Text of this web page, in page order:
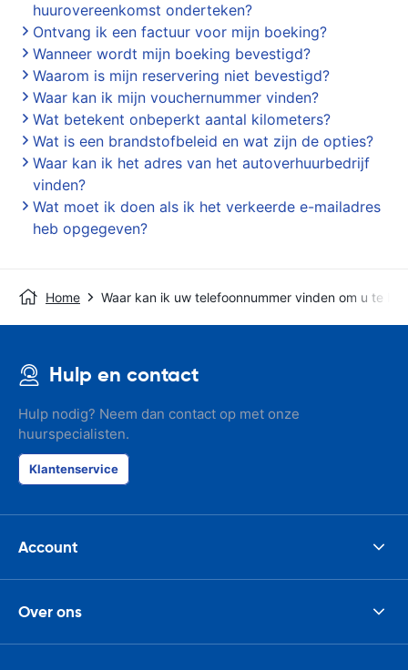
huurovereenkomst onderteken?
Ontvang ik een factuur voor mijn boeking?
Wanneer wordt mijn boeking bevestigd?
Waarom is mijn reservering niet bevestigd?
Waar kan ik mijn vouchernummer vinden?
Wat betekent onbeperkt aantal kilometers?
Wat is een brandstofbeleid en wat zijn de opties?
Waar kan ik het adres van het autoverhuurbedrijf
vinden?
Wat moet ik doen als ik het verkeerde e-mailadres
heb opgegeven?
Home Waar kan ik uw telefoonnummer vinden om u te
Hulp en contact
Hulp nodig? Neem dan contact op met onze
huurspecialisten.
Klantenservice
Account
Over ons